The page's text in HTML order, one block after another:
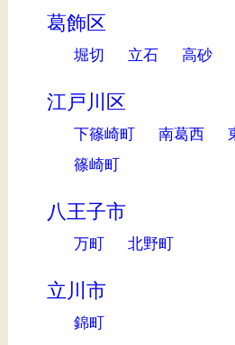
葛飾区
堀切 立石 高砂
江戸川区
下篠崎町 南葛西
篠崎町
八王子市
万町 北野町
立川市
錦町